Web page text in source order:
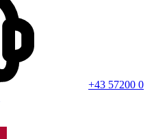
+43 57200 0